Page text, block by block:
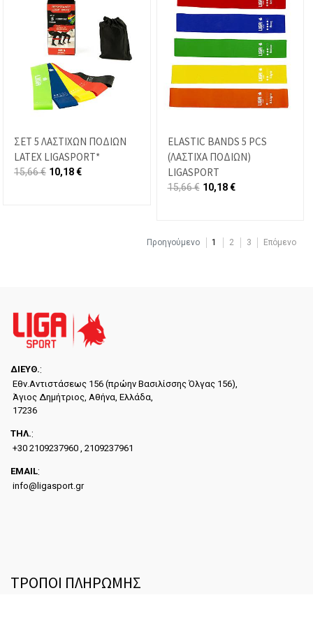
ΣΕΤ 5 ΛΑΣΤΙΧΩΝ ΠΟΔΙΩΝ
LATEX LIGASPORT*
15,66€ 10,18€
ELASTIC BANDS 5 PCS
(ΛΑΣΤΙΧΑ ΠΟΔΙΩΝ)
LIGASPORT
15,66€ 10,18€
Προηγούμενο 1 2 3 Επόμενο
ΔΙΕYΘ.:
Εθν.Αντιστάσεως 156 (πρώην Βασιλίσσης Όλγας 156),
Άγιος Δημήτριος, Αθήνα, Ελλάδα,
17236
ΤΗΛ.:
+30 2109237960 , 2109237961
EMAIL:
info@ligasport.gr
ΤΡΟΠΟΙ ΠΛΗΡΩΜΗΣ